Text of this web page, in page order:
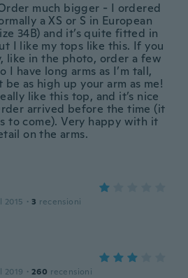
much bigger - I ordered
a XS or S in European
34B) and it’s quite fitted in
I like my tops like this. If you
like in the photo, order a few
I have long arms as I’m tall,
be as high up your arm as me!
like this top, and it’s nice
arrived before the time (it
to come). Very happy with it
on the arms.
2015 · 3 recensioni
2019 · 260 recensioni